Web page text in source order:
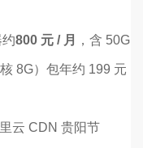
800 元 / 月 ，含 50G
8G）包年约 199 元
云 CDN 贵阳节